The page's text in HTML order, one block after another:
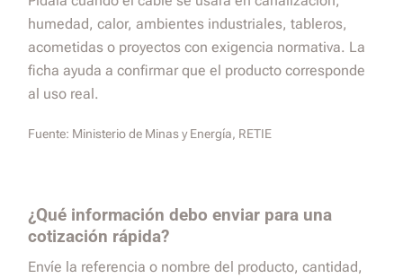
humedad, calor, ambientes industriales, tableros,
acometidas o proyectos con exigencia normativa. La
ficha ayuda a confirmar que el producto corresponde
al uso real.
Fuente: Ministerio de Minas y Energía, RETIE
¿Qué información debo enviar para una
cotización rápida?
Envíe la referencia o nombre del producto, cantidad,